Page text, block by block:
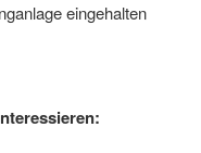
eingehalten